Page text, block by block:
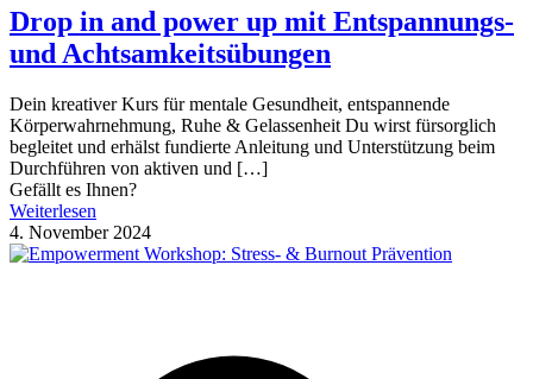
Drop in and power up mit Entspannungs-
und Achtsamkeitsübungen
Dein kreativer Kurs für mentale Gesundheit, entspannende
Körperwahrnehmung, Ruhe & Gelassenheit Du wirst fürsorglich
begleitet und erhälst fundierte Anleitung und Unterstützung beim
Durchführen von aktiven und […]
Gefällt es Ihnen?
Weiterlesen
4. November 2024